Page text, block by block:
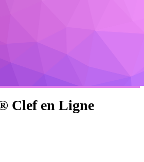
Clef en Ligne